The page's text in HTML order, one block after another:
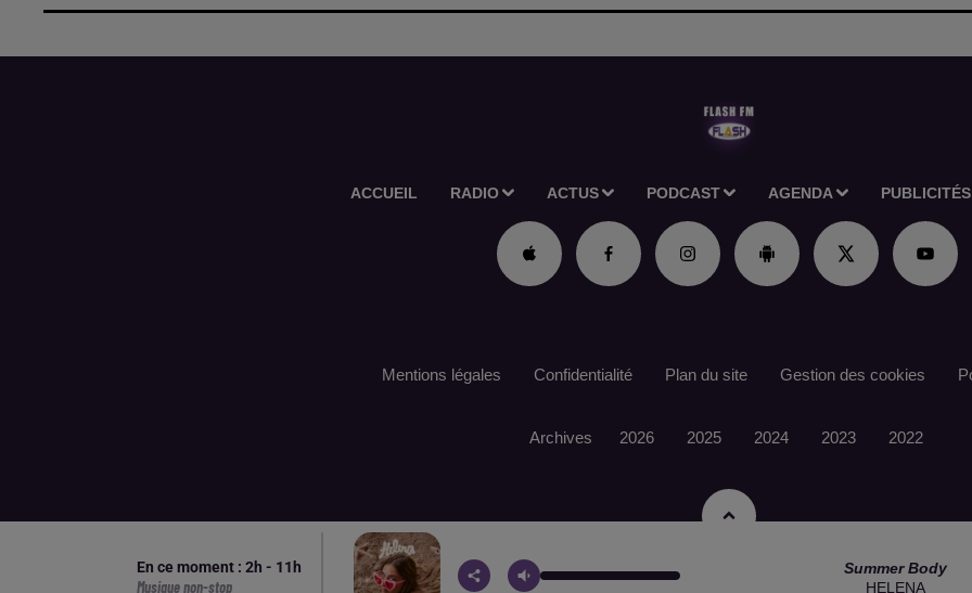
ACCUEIL RADIO ACTUS PODCAST AGENDA PUBLICITÉS
En ce moment : 2h - 11h
Musique non-stop
Summer Body
HELENA
Mentions légales Confidentialité Plan du site Gestion des cookies
Archives 2026 2025 2024 2023 2022